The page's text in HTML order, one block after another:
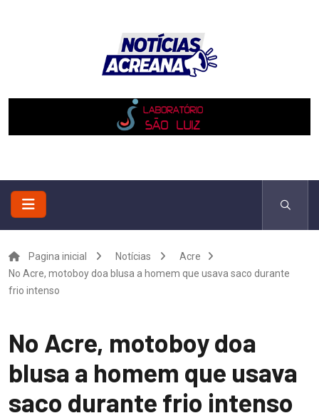
Pagina inicial Notícias
Acre
No Acre, motoboy doa blusa a homem que usava saco durante
frio intenso
No Acre, motoboy doa
blusa a homem que usava
saco durante frio intenso